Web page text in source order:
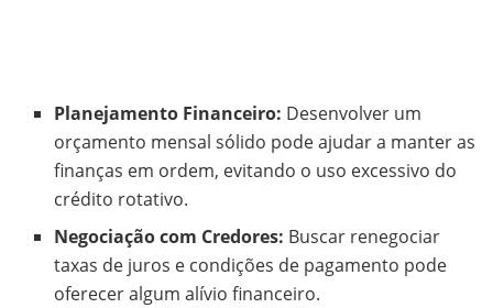
Planejamento Financeiro: Desenvolver um
orçamento mensal sólido pode ajudar a manter as
finanças em ordem, evitando o uso excessivo do
crédito rotativo.
Negociação com Credores: Buscar renegociar
taxas de juros e condições de pagamento pode
oferecer algum alívio financeiro.